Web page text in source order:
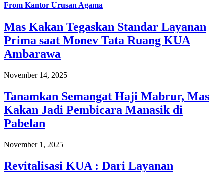
From Kantor Urusan Agama
Mas Kakan Tegaskan Standar Layanan
Prima saat Monev Tata Ruang KUA
Ambarawa
November 14, 2025
Tanamkan Semangat Haji Mabrur, Mas
Kakan Jadi Pembicara Manasik di
Pabelan
November 1, 2025
Revitalisasi KUA : Dari Layanan